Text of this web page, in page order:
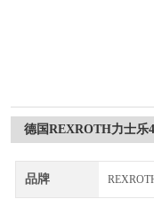
德国REXROTH力士乐
品牌